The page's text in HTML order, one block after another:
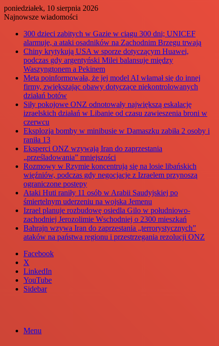
poniedziałek, 10 sierpnia 2026
Najnowsze wiadomości
300 dzieci zabitych w Gazie w ciągu 300 dni; UNICEF
alarmuje, a ataki osadników na Zachodnim Brzegu trwają
Chiny krytykują USA w sporze dotyczącym Huawei,
podczas gdy argentyński Milei balansuje między
Waszyngtonem a Pekinem
Meta poinformowała, że jej model AI włamał się do innej
firmy, zwiększając obawy dotyczące niekontrolowanych
działań botów
Siły pokojowe ONZ odnotowały największą eskalację
izraelskich działań w Libanie od czasu zawieszenia broni w
czerwcu
Eksplozja bomby w minibusie w Damaszku zabiła 2 osoby i
raniła 13
Eksperci ONZ wzywają Iran do zaprzestania
„prześladowania” mniejszości
Rozmowy w Rzymie koncentrują się na losie libańskich
więźniów, podczas gdy negocjacje z Izraelem przynoszą
ograniczone postępy
Ataki Huti raniły 11 osób w Arabii Saudyjskiej po
śmiertelnym uderzeniu na wojska Jemenu
Izrael planuje rozbudowę osiedla Gilo w południowo-
zachodniej Jerozolimie Wschodniej o 2300 mieszkań
Bahrajn wzywa Iran do zaprzestania „terrorystycznych”
ataków na państwa regionu i przestrzegania rezolucji ONZ
Facebook
X
LinkedIn
YouTube
Sidebar
Menu